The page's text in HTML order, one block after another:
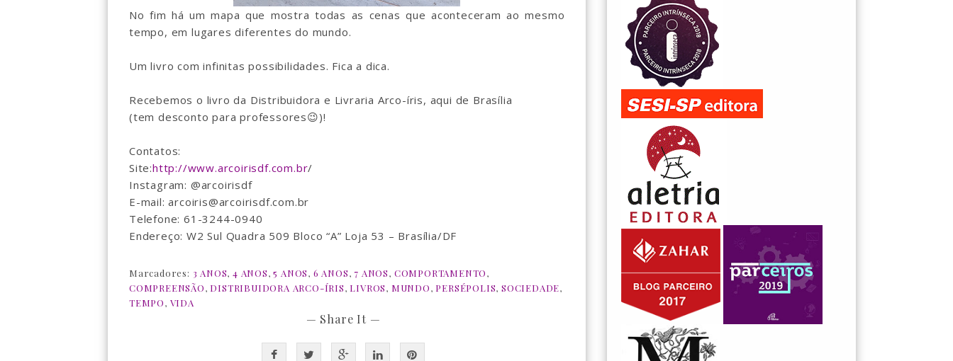
No fim há um mapa que mostra todas as cenas que aconteceram ao mesmo
tempo, em lugares diferentes do mundo.
Um livro com infinitas possibilidades. Fica a dica.
Recebemos o livro da Distribuidora e Livraria Arco-íris, aqui de Brasília
(tem desconto para professores😉)!
Contatos:
Site:http://www.arcoirisdf.com.br/
Instagram: @arcoirisdf
E-mail: arcoiris@arcoirisdf.com.br
Telefone: 61-3244-0940
Endereço: W2 Sul Quadra 509 Bloco “A” Loja 53 – Brasília/DF
Marcadores: 3 ANOS,4 ANOS,5 ANOS, 6 ANOS, 7 ANOS, COMPORTAMENTO,
COMPREENSÃO, DISTRIBUIDORA ARCO-ÍRIS, LIVROS, MUNDO, PERSÉPOLIS,SOCIEDADE,
TEMPO, VIDA
— Share It —